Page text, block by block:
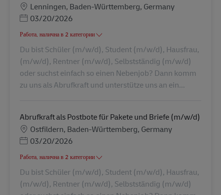
Местоположение
Lenningen, Baden-Württemberg, Germany
Posted Date
03/20/2026
Работа, налична в 2 категории
Du bist Schüler (m/w/d), Student (m/w/d), Hausfrau,
(m/w/d), Rentner (m/w/d), Selbstständig (m/w/d)
oder suchst einfach so einen Nebenjob? Dann komm
zu uns als Abrufkraft und unterstütze uns an ein...
Abrufkraft als Postbote für Pakete und Briefe (m/w/d)
Местоположение
Ostfildern, Baden-Württemberg, Germany
Posted Date
03/20/2026
Работа, налична в 2 категории
Du bist Schüler (m/w/d), Student (m/w/d), Hausfrau,
(m/w/d), Rentner (m/w/d), Selbstständig (m/w/d)